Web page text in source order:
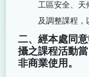
工區安全、天
及調整課程，
二、經本處同
攝之課程活動
非商業使用。